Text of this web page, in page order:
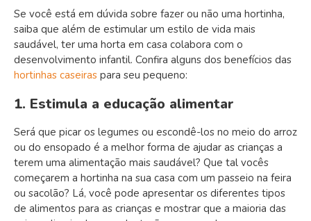
Se você está em dúvida sobre fazer ou não uma hortinha,
saiba que além de estimular um estilo de vida mais
saudável, ter uma horta em casa colabora com o
desenvolvimento infantil. Confira alguns dos benefícios das
hortinhas caseiras para seu pequeno:
1. Estimula a educação alimentar
Será que picar os legumes ou escondê-los no meio do arroz
ou do ensopado é a melhor forma de ajudar as crianças a
terem uma alimentação mais saudável? Que tal vocês
começarem a hortinha na sua casa com um passeio na feira
ou sacolão? Lá, você pode apresentar os diferentes tipos
de alimentos para as crianças e mostrar que a maioria das